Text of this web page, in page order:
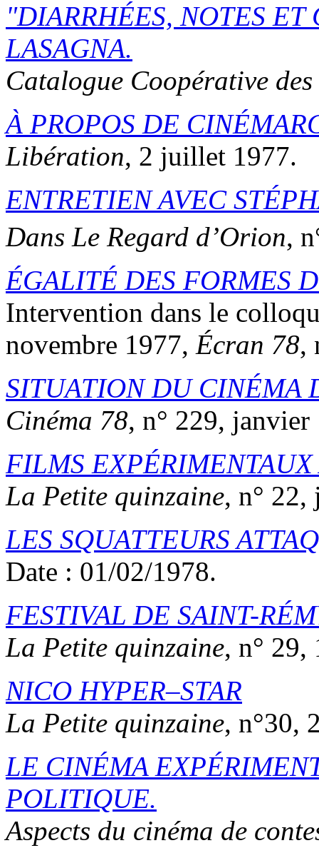
DIARRHÉES, NOTES ET
LASAGNA.
Catalogue Coopérative des
À PROPOS DE
Libération, 2 juillet 1977.
ENTRETIEN AVEC
Dans Le Regard d’Orion,
ÉGALITÉ DES FORMES
Intervention dans le
novembre 1977, Écran 78,
SITUATION DU CINÉMA
Cinéma 78, n° 229, janvier
FILMS EXPÉRIMENTAUX
La Petite quinzaine, n° 22,
LES SQUATTEURS
Date : 01/02/1978.
FESTIVAL DE SAINT-
La Petite quinzaine, n° 29,
NICO HYPER–STAR
La Petite quinzaine, n°30,
LE CINÉMA
POLITIQUE.
Aspects du cinéma de